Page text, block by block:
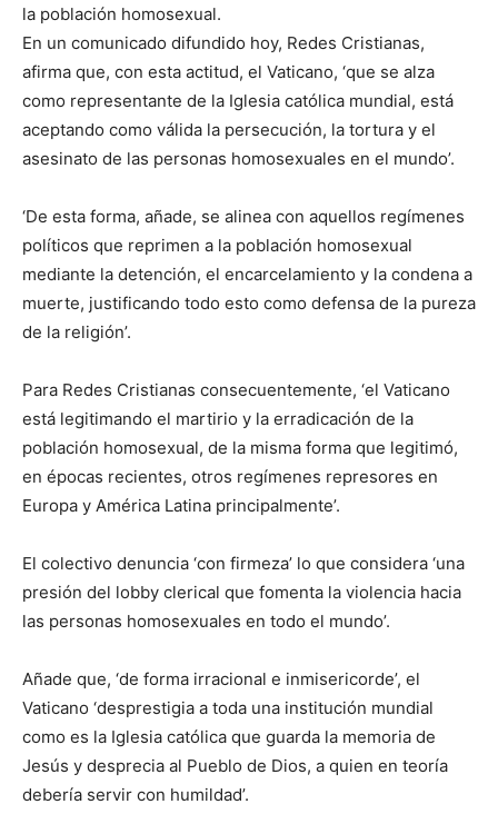
la población homosexual.
En un comunicado difundido hoy, Redes Cristianas,
afirma que, con esta actitud, el Vaticano, ‘que se alza
como representante de la Iglesia católica mundial, está
aceptando como válida la persecución, la tortura y el
asesinato de las personas homosexuales en el mundo’.
‘De esta forma, añade, se alinea con aquellos regímenes
políticos que reprimen a la población homosexual
mediante la detención, el encarcelamiento y la condena a
muerte, justificando todo esto como defensa de la pureza
de la religión’.
Para Redes Cristianas consecuentemente, ‘el Vaticano
está legitimando el martirio y la erradicación de la
población homosexual, de la misma forma que legitimó,
en épocas recientes, otros regímenes represores en
Europa y América Latina principalmente’.
El colectivo denuncia ‘con firmeza’ lo que considera ‘una
presión del lobby clerical que fomenta la violencia hacia
las personas homosexuales en todo el mundo’.
Añade que, ‘de forma irracional e inmisericorde’, el
Vaticano ‘desprestigia a toda una institución mundial
como es la Iglesia católica que guarda la memoria de
Jesús y desprecia al Pueblo de Dios, a quien en teoría
debería servir con humildad’.